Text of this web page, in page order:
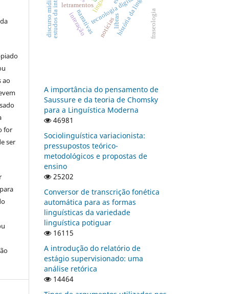
ao
for
ser
letramentostecnologia digital
narrativas
interação fraseologia
libras
discurso midiático notícias
A importância do pensamento de
Saussure e da teoria de Chomsky
para a Linguística Moderna
46981
Sociolinguística variacionista:
pressupostos teórico-
metodológicos e propostas de
ensino
25202
Conversor de transcrição fonética
automática para as formas
linguísticas da variedade
linguística potiguar
16115
A introdução do relatório de
estágio supervisionado: uma
análise retórica
14464